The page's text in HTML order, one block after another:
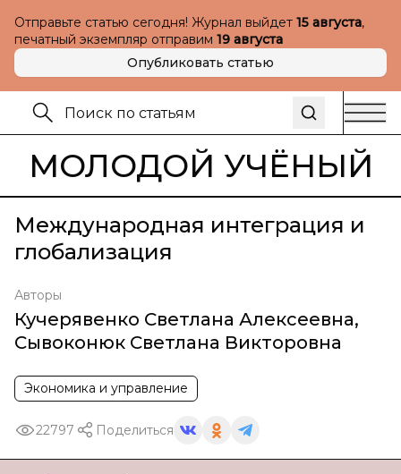
Отправьте статью сегодня! Журнал выйдет 15 августа,
печатный экземпляр отправим 19 августа
Опубликовать статью
МОЛОДОЙ УЧЁНЫЙ
Международная интеграция и
глобализация
Авторы
Кучерявенко Светлана Алексеевна,
Сывоконюк Светлана Викторовна
Экономика и управление
22797 Поделиться